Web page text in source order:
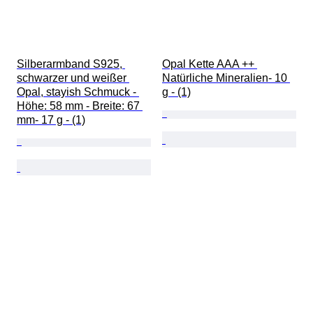
Silberarmband S925,
schwarzer und weißer
Opal, stayish Schmuck -
Höhe: 58 mm - Breite: 67
mm- 17 g - (1)
Opal Kette AAA ++
Natürliche Mineralien- 10
g - (1)